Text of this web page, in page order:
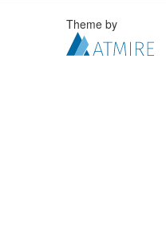
Theme by